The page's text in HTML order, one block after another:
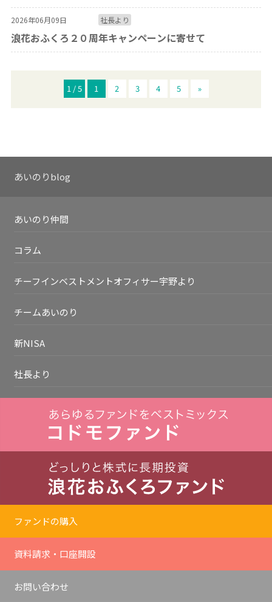
2026年06月09日 社長より
浪花おふくろ２０周年キャンペーンに寄せて
1 / 5 1 2 3 4 5 »
あいのりblog
あいのり仲間
コラム
チーフインベストメントオフィサー宇野より
チームあいのり
新NISA
社長より
ファンドの購入
資料請求・口座開設
お問い合わせ